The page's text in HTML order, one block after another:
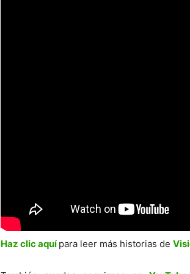
Haz clic aquí para leer más historias de